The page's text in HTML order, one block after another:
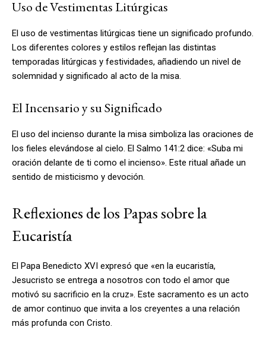
Uso de Vestimentas Litúrgicas
El uso de vestimentas litúrgicas tiene un significado profundo.
Los diferentes colores y estilos reflejan las distintas
temporadas litúrgicas y festividades, añadiendo un nivel de
solemnidad y significado al acto de la misa.
El Incensario y su Significado
El uso del incienso durante la misa simboliza las oraciones de
los fieles elevándose al cielo. El Salmo 141:2 dice: «Suba mi
oración delante de ti como el incienso». Este ritual añade un
sentido de misticismo y devoción.
Reflexiones de los Papas sobre la
Eucaristía
El Papa Benedicto XVI expresó que «en la eucaristía,
Jesucristo se entrega a nosotros con todo el amor que
motivó su sacrificio en la cruz». Este sacramento es un acto
de amor continuo que invita a los creyentes a una relación
más profunda con Cristo.